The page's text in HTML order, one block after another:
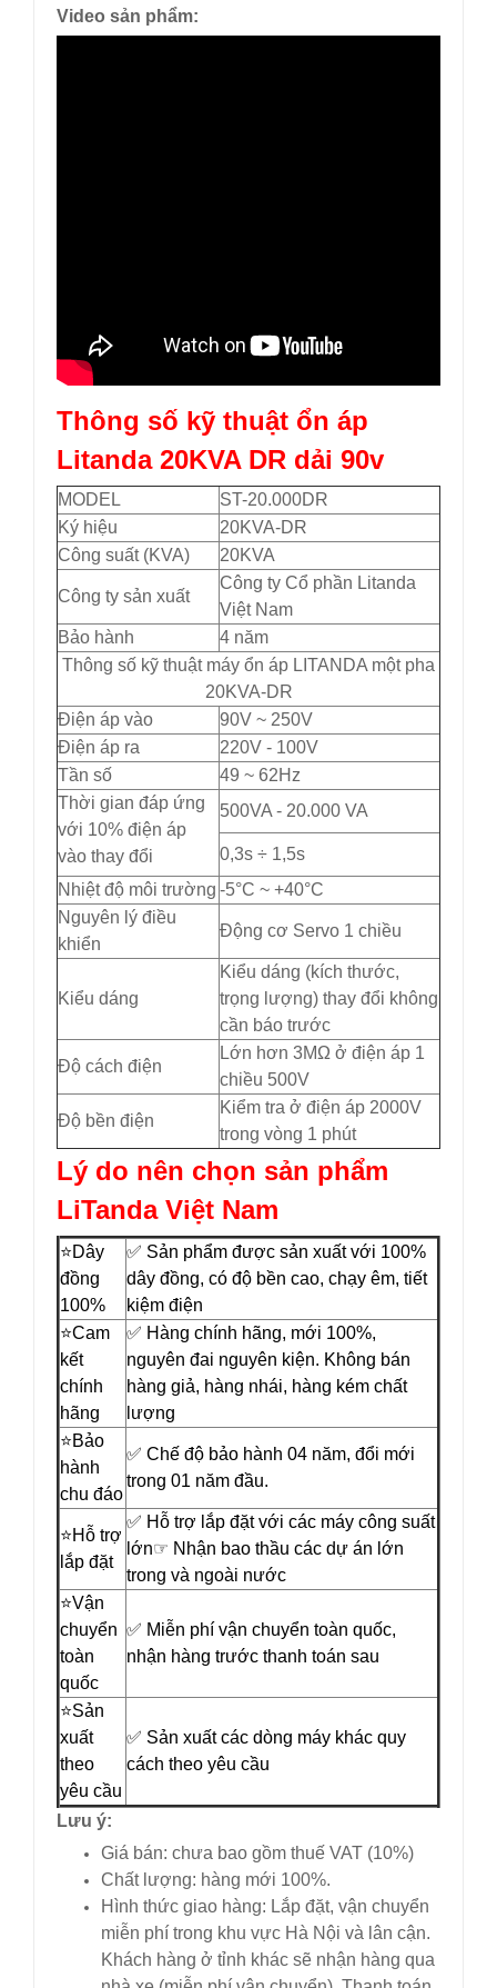
Video sản phẩm:
Thông số kỹ thuật ổn áp
Litanda 20KVA DR dải 90v
MODEL
ST-20.000DR
Ký hiệu
20KVA-DR
Công suất (KVA)
20KVA
Công ty sản xuất
Công ty Cổ phần Litanda
Việt Nam
Bảo hành
4 năm
Thông số kỹ thuật máy ổn áp LITANDA một pha
20KVA-DR
Điện áp vào
90V ~ 250V
Điện áp ra
220V - 100V
Tần số
49 ~ 62Hz
Thời gian đáp ứng
với 10% điện áp
vào thay đổi
500VA - 20.000 VA
0,3s ÷ 1,5s
Nhiệt độ môi trường -5°C ~ +40°C
Nguyên lý điều
khiển
Động cơ Servo 1 chiều
Kiểu dáng
Kiểu dáng (kích thước,
trọng lượng) thay đổi không
cần báo trước
Độ cách điện
Lớn hơn 3MΩ ở điện áp 1
chiều 500V
Độ bền điện
Kiểm tra ở điện áp 2000V
trong vòng 1 phút
Lý do nên chọn sản phẩm
LiTanda Việt Nam
⭐️Dây
đồng
100%
✅ Sản phẩm được sản xuất với 100%
dây đồng, có độ bền cao, chạy êm, tiết
kiệm điện
⭐️Cam
kết
chính
hãng
✅ Hàng chính hãng, mới 100%,
nguyên đai nguyên kiện. Không bán
hàng giả, hàng nhái, hàng kém chất
lượng
⭐️Bảo
hành
chu đáo
✅ Chế độ bảo hành 04 năm, đổi mới
trong 01 năm đầu.
⭐️Hỗ trợ
lắp đặt
✅ Hỗ trợ lắp đặt với các máy công suất
lớn☞ Nhận bao thầu các dự án lớn
trong và ngoài nước
⭐️Vận
chuyển
toàn
quốc
✅ Miễn phí vận chuyển toàn quốc,
nhận hàng trước thanh toán sau
⭐️Sản
xuất
theo
yêu cầu
✅ Sản xuất các dòng máy khác quy
cách theo yêu cầu
Lưu ý:
Giá bán: chưa bao gồm thuế VAT (10%)
Chất lượng: hàng mới 100%.
Hình thức giao hàng: Lắp đặt, vận chuyển
miễn phí trong khu vực Hà Nội và lân cận.
Khách hàng ở tỉnh khác sẽ nhận hàng qua